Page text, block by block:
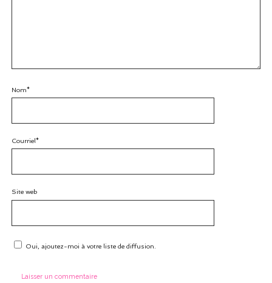
Nom*
Courriel*
Site web
Oui, ajoutez-moi à votre liste de diffusion.